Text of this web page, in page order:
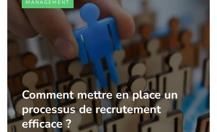
MANAGEMENT
Comment mettre en place un
processus de recrutement
efficace ?